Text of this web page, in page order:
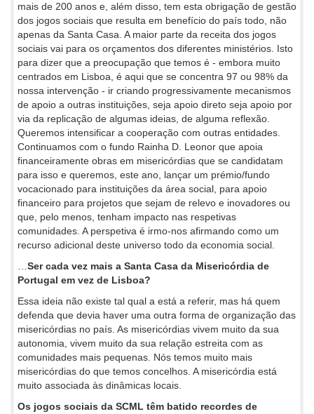
mais de 200 anos e, além disso, tem esta obrigação de gestão
dos jogos sociais que resulta em benefício do país todo, não
apenas da Santa Casa. A maior parte da receita dos jogos
sociais vai para os orçamentos dos diferentes ministérios. Isto
para dizer que a preocupação que temos é - embora muito
centrados em Lisboa, é aqui que se concentra 97 ou 98% da
nossa intervenção - ir criando progressivamente mecanismos
de apoio a outras instituições, seja apoio direto seja apoio por
via da replicação de algumas ideias, de alguma reflexão.
Queremos intensificar a cooperação com outras entidades.
Continuamos com o fundo Rainha D. Leonor que apoia
financeiramente obras em misericórdias que se candidatam
para isso e queremos, este ano, lançar um prémio/fundo
vocacionado para instituições da área social, para apoio
financeiro para projetos que sejam de relevo e inovadores ou
que, pelo menos, tenham impacto nas respetivas
comunidades. A perspetiva é irmo-nos afirmando como um
recurso adicional deste universo todo da economia social.
Ser cada vez mais a Santa Casa da Misericórdia de
Portugal em vez de Lisboa?
Essa ideia não existe tal qual a está a referir, mas há quem
defenda que devia haver uma outra forma de organização das
misericórdias no país. As misericórdias vivem muito da sua
autonomia, vivem muito da sua relação estreita com as
comunidades mais pequenas. Nós temos muito mais
misericórdias do que temos concelhos. A misericórdia está
muito associada às dinâmicas locais.
Os jogos sociais da SCML têm batido recordes de